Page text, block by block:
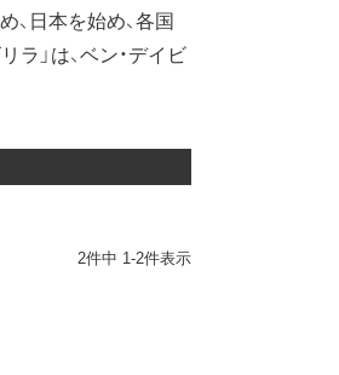
日本を始め、各国
」は、ベン・デイビ
2件中 1-2件表示